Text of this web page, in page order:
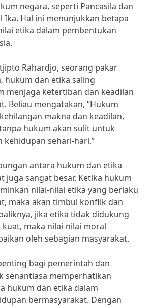
negara, seperti Pancasila dan
Ika. Hal ini menunjukkan betapa
etika dalam pembentukan
Rahardjo, seorang pakar
hukum dan etika saling
menjaga ketertiban dan keadilan
Beliau mengatakan, “Hukum
makna dan keadilan,
hukum akan sulit untuk
kehidupan sehari-hari.”
antara hukum dan etika
juga sangat besar. Ketika hukum
nilai-nilai etika yang berlaku
maka akan timbul konflik dan
jika etika tidak didukung
maka nilai-nilai moral
oleh sebagian masyarakat.
bagi pemerintah dan
senantiasa memperhatikan
hukum dan etika dalam
bermasyarakat. Dengan